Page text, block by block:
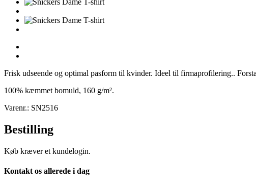
Frisk udseende og optimal pasform til kvinder. Ideel til firmaprofilering..
100% kæmmet bomuld, 160 g/m².
Varenr.: SN2516
Bestilling
Køb kræver et kundelogin.
Kontakt os allerede i dag